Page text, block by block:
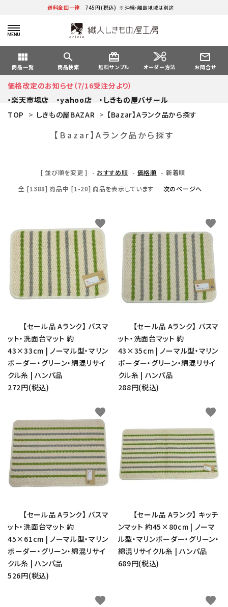
送料全国一律 745円(税込) ※沖縄・離島地域は別途
view_module
商品一覧
search
商品検索
card_giftcard
無料サンプル オーダー方法
mail_outline
お問合せ
価格改定のお知らせ（7/16受注分より）
・楽天市場店
・yahoo店
・しきもの屋バザール
TOP > しきもの屋BAZAR > 【Bazar】Aランク品から探す
【Bazar】Aランク品から探す
[ 並び順を変更 ] - おすすめ順 - 価格順 - 新着順
全 [1388] 商品中 [1-20] 商品を表示しています
次のページへ
【セール品 Aランク】 バスマ
ット・洗面台マット 約
43×33cm | ノーマル型・マリン
ボーダー・グリーン・綿混リサイ
クル糸 | ハンパ品
272円(税込)
favorite
【セール品 Aランク】 バスマ
ット・洗面台マット 約
43×35cm | ノーマル型・マリン
ボーダー・グリーン・綿混リサイ
クル糸 | ハンパ品
288円(税込)
favorite
【セール品 Aランク】 バスマ
ット・洗面台マット 約
45×61cm | ノーマル型・マリン
ボーダー・グリーン・綿混リサイ
クル糸 | ハンパ品
526円(税込)
favorite
【セール品 Aランク】 キッチ
ンマット 約45×80cm | ノーマ
ル型・マリンボーダー・グリーン・
綿混リサイクル糸 | ハンパ品
689円(税込)
favorite
favorite favorite